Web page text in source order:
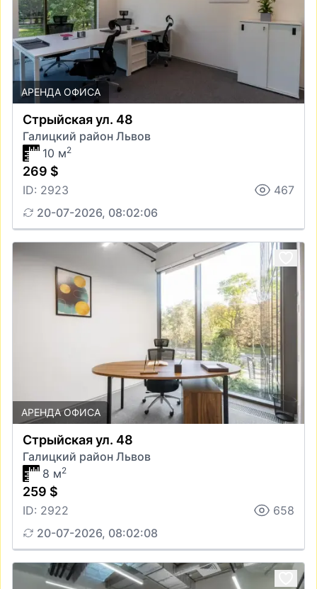
АРЕНДА ОФИСА
Стрыйская ул. 48
Галицкий район Львов
10 м2
269 $
ID: 2923
467
20-07-2026, 08:02:06
АРЕНДА ОФИСА
Стрыйская ул. 48
Галицкий район Львов
8 м2
259 $
ID: 2922
658
20-07-2026, 08:02:08